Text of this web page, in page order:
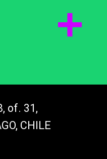
of. 31,
CHILE